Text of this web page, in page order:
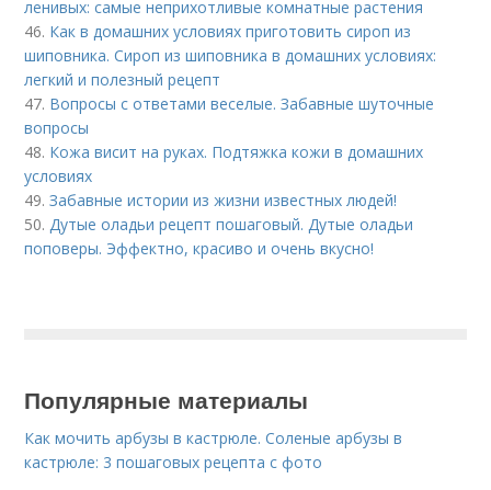
ленивых: самые неприхотливые комнатные растения
46. Как в домашних условиях приготовить сироп из
шиповника. Сироп из шиповника в домашних условиях:
легкий и полезный рецепт
47. Вопросы с ответами веселые. Забавные шуточные
вопросы
48. Кожа висит на руках. Подтяжка кожи в домашних
условиях
49.Забавные истории из жизни известных людей!
50. Дутые оладьи рецепт пошаговый. Дутые оладьи
поповеры. Эффектно, красиво и очень вкусно!
Популярные материалы
Как мочить арбузы в кастрюле. Соленые арбузы в
кастрюле: 3 пошаговых рецепта с фото